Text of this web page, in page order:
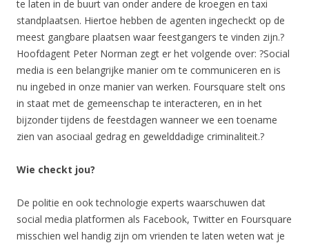
te laten in de buurt van onder andere de kroegen en taxi
standplaatsen. Hiertoe hebben de agenten ingecheckt op de
meest gangbare plaatsen waar feestgangers te vinden zijn.?
Hoofdagent Peter Norman zegt er het volgende over: ?Social
media is een belangrijke manier om te communiceren en is
nu ingebed in onze manier van werken. Foursquare stelt ons
in staat met de gemeenschap te interacteren, en in het
bijzonder tijdens de feestdagen wanneer we een toename
zien van asociaal gedrag en gewelddadige criminaliteit.?
Wie checkt jou?
De politie en ook technologie experts waarschuwen dat
social media platformen als Facebook, Twitter en Foursquare
misschien wel handig zijn om vrienden te laten weten wat je